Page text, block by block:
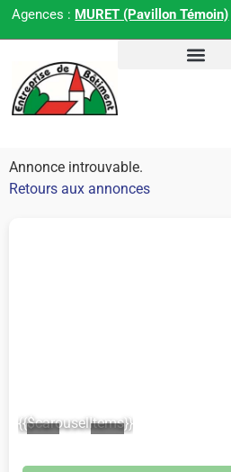
Agences : MURET (Pavillon Témoin)
Annonce introuvable.
Retours aux annonces
{{$carouselItems}}